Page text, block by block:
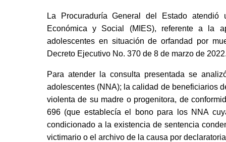
La Procuraduría General del Estado
Económica y Social (MIES), referente a la
adolescentes en situación de orfandad por
Decreto Ejecutivo No. 370 de 8 de marzo de
Para atender la consulta presentada se
adolescentes (NNA); la calidad de beneficiarios
violenta de su madre o progenitora, de
696 (que establecía el bono para los NNA
condicionado a la existencia de sentencia
victimario o el archivo de la causa por